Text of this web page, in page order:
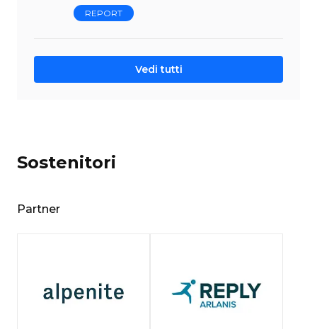
REPORT
Vedi tutti
Sostenitori
Partner